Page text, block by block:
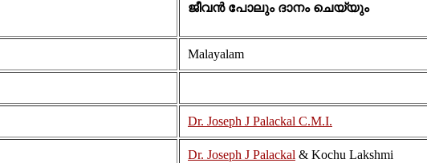
ജീവൻ പോലും ദാനം ചെയ്യും
Malayalam
Dr. Joseph J Palackal C.M.I.
Dr. Joseph J Palackal & Kochu Lakshmi